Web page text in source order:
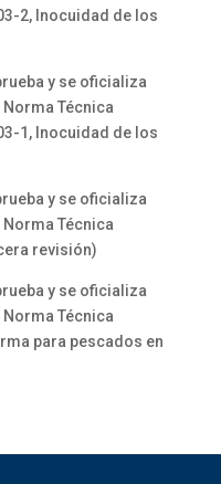
2, Inocuidad de los
y se oficializa
Técnica
1, Inocuidad de los
y se oficializa
Técnica
revisión)
y se oficializa
Técnica
para pescados en